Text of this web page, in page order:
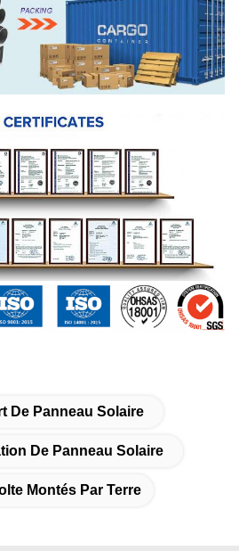
De Panneau Solaire
De Panneau Solaire
Montés Par Terre